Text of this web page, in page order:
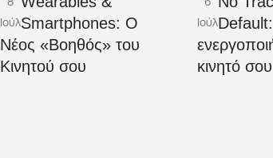
ΙούλSmartphones: Ο
Νέος «Βοηθός» του
Κινητού σου
Ιούλ
κινητό σου